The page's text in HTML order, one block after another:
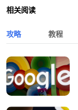
相关阅读
攻略 教程